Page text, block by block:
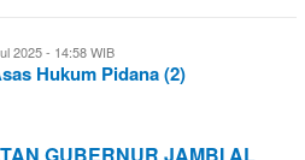
2025 - 14:58 WIB
Hukum Pidana (2)